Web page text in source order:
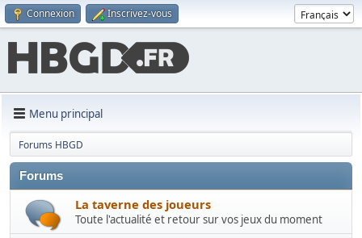
Connexion Inscrivez-vous
Menu principal
Forums HBGD
Forums
La taverne des joueurs
Toute l'actualité et retour sur vos jeux du moment